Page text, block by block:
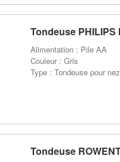
Tondeuse PHILIPS
Alimentation : Pile AA
Couleur : Gris
Type : Tondeuse pour
Tondeuse